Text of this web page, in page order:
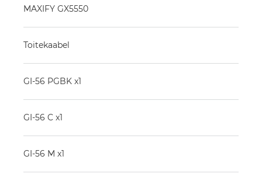
MAXIFY GX5550
Toitekaabel
GI-56 PGBK x1
GI-56 C x1
GI-56 M x1